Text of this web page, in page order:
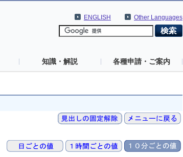
Other Languages
ENGLISH
知識・解説 各種申請・ご案内